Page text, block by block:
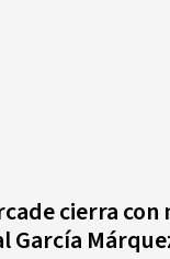
cierra con
García